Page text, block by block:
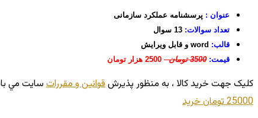
عنوان : پرسشنامه عملکرد سازمانی
تعداد سوالات:
قالب:
قیمت: 3500 تومان
کليک جهت خريد کالا ، به منظور پذيرشقوانين و مقررات سايت مي
25000 تومان
خريد